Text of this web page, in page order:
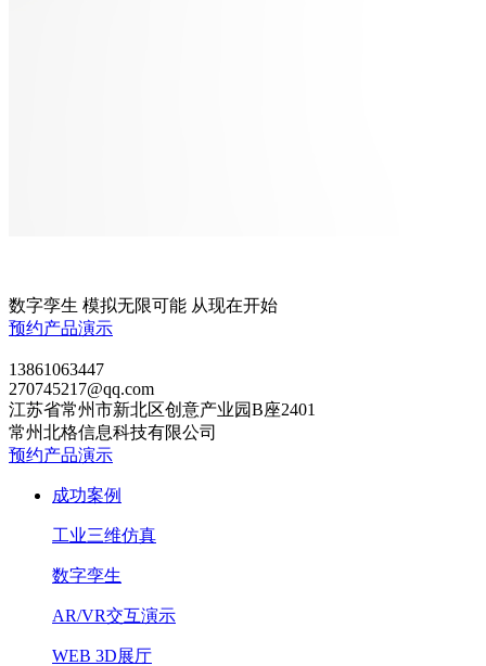
数字孪生 模拟无限可能 从现在开始
预约产品演示
13861063447
270745217@qq.com
江苏省常州市新北区创意产业园B座2401
常州北格信息科技有限公司
预约产品演示
成功案例
工业三维仿真
数字孪生
AR/VR交互演示
WEB 3D展厅